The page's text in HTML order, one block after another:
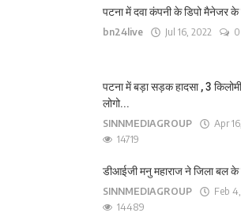
पटना में दवा कंपनी के डिपो मैनेजर के
bn24live Jul 16, 2022 0
पटना में बड़ा सड़क हादसा , 3
लोगो...
SINNMEDIAGROUP Apr
14719
डीआईजी मनु महाराज ने जिला बल के
SINNMEDIAGROUP Feb
14489